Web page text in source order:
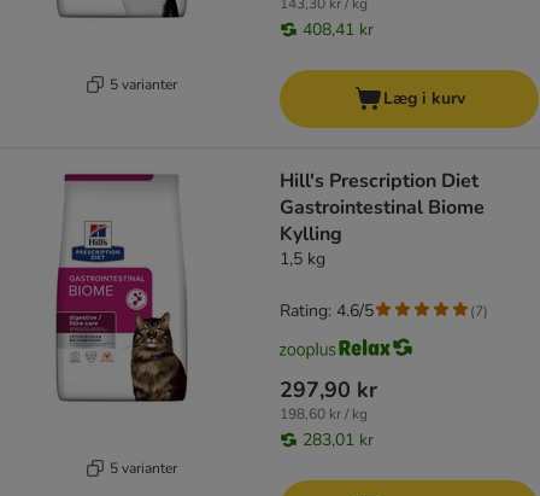
5 varianter
408,41 kr
Læg i kurv
5 varianter
Hill's Prescription Diet
Gastrointestinal Biome
Kylling
1,5 kg
297,90 kr
198,60 kr / kg
283,01 kr
Rating: 4.6/5 (7)